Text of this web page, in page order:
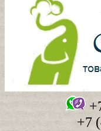
+7